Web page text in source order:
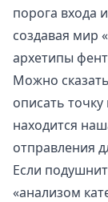
порога входа
создавая мир
архетипы
Можно
описать
находится
отправления
Если
«анализом